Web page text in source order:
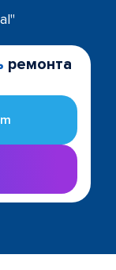
ремонта